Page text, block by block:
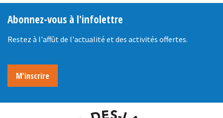
Abonnez-vous à l'infolettre
Restez à l'affût de l'actualité et des activités offertes.
M'inscrire